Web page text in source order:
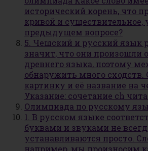
исторический корень, что
кривой и существительное,
предыдущем вопросе?
5. Чешский и русский язык
значит, что они произошли
древнего языка, поэтому
обнаружить много сходств.
картинку и её название на
Указание: сочетание ch
Олимпиада по русскому
1. В русском языке
буквами и звуками не
устанавливаются просто.
например, мы произносим